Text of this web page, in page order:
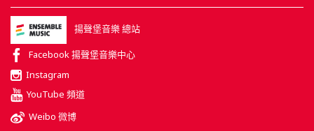
揚聲堡音樂 總站
Facebook 揚聲堡音樂中心
Instagram
YouTube 頻道
Weibo 微博